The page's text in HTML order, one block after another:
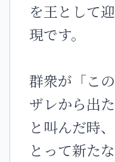
を王として
現です。
群衆が「こ
ザレから出
と叫んだ時
とって新た